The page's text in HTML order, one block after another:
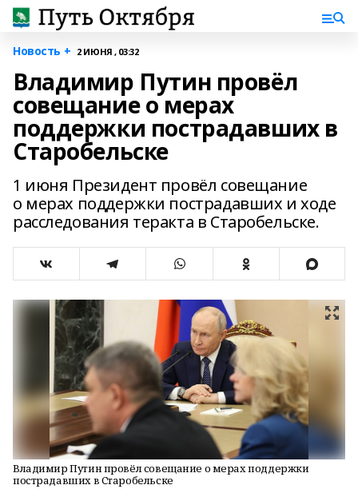
Новость + 2 ИЮНЯ , 03:32
Владимир Путин провёл
совещание о мерах
поддержки пострадавших в
Старобельске
1 июня Президент провёл совещание
о мерах поддержки пострадавших и ходе
расследования теракта в Старобельске.
Владимир Путин провёл совещание о мерах поддержки
пострадавших в Старобельске